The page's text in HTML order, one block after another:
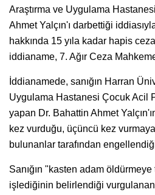
Araştırma ve Uygulama
Ahmet Yalçın'ı darbettiği
hakkında 15 yıla kadar hapis
iddianame, 7. Ağır Ceza
İddianamede, sanığın Harran
Uygulama Hastanesi Çocuk Acil
yapan Dr. Bahattin Ahmet
kez vurduğu, üçüncü kez
bulunanlar tarafından
Sanığın "kasten adam
işlediğinin belirlendiği vurgulanan